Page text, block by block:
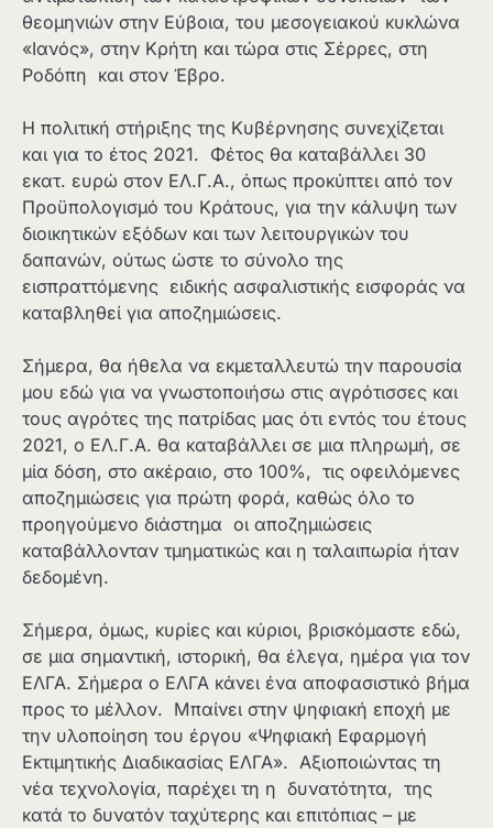
θεομηνιών στην Εύβοια, του μεσογειακού κυκλώνα
«Ιανός», στην Κρήτη και τώρα στις Σέρρες, στη
Ροδόπη και στον Έβρο.
Η πολιτική στήριξης της Κυβέρνησης συνεχίζεται
και για το έτος 2021. Φέτος θα καταβάλλει 30
εκατ. ευρώ στον ΕΛ.Γ.Α., όπως προκύπτει από τον
Προϋπολογισμό του Κράτους, για την κάλυψη των
διοικητικών εξόδων και των λειτουργικών του
δαπανών, ούτως ώστε το σύνολο της
εισπραττόμενης ειδικής ασφαλιστικής εισφοράς να
καταβληθεί για αποζημιώσεις.
Σήμερα, θα ήθελα να εκμεταλλευτώ την παρουσία
μου εδώ για να γνωστοποιήσω στις αγρότισσες και
τους αγρότες της πατρίδας μας ότι εντός του έτους
2021, ο ΕΛ.Γ.Α. θα καταβάλλει σε μια πληρωμή, σε
μία δόση, στο ακέραιο, στο 100%, τις οφειλόμενες
αποζημιώσεις για πρώτη φορά, καθώς όλο το
προηγούμενο διάστημα οι αποζημιώσεις
καταβάλλονταν τμηματικώς και η ταλαιπωρία ήταν
δεδομένη.
Σήμερα, όμως, κυρίες και κύριοι, βρισκόμαστε εδώ,
σε μια σημαντική, ιστορική, θα έλεγα, ημέρα για τον
ΕΛΓΑ. Σήμερα ο ΕΛΓΑ κάνει ένα αποφασιστικό βήμα
προς το μέλλον. Μπαίνει στην ψηφιακή εποχή με
την υλοποίηση του έργου «Ψηφιακή Εφαρμογή
Εκτιμητικής Διαδικασίας ΕΛΓΑ». Αξιοποιώντας τη
νέα τεχνολογία, παρέχει τη η δυνατότητα, της
κατά το δυνατόν ταχύτερης και επιτόπιας – με